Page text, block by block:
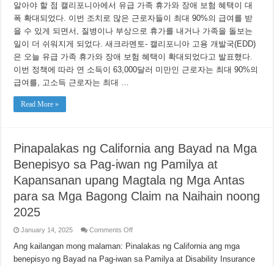
리
포
니
아,
2025
년
신
규
족
가
및
애
최
알아야 할 점 캘리포니아에서 유급 가족 휴가와 장애 보험 혜택이 대
폭 확대되었다. 이번 조치로 많은 근로자들이 최대 90%의 급여를 받
을 수 있게 되면서, 질병이나 부상으로 휴가를 내거나 가족을 돌보는
일이 더 쉬워지게 되었다. 새크라멘토- 캘리포니아 고용 개발국(EDD)
은 오늘 유급 가족 휴가와 장애 보험 혜택이 확대되었다고 발표했다.
이번 정책에 따라 연 소득이 63,000달러 미만인 근로자는 최대 90%의
급여를, 고소득 근로자는 최대 …
Read More »
Pinapalakas ng California ang Bayad na Mga
Benepisyo sa Pag-iwan ng Pamilya at
Kapansanan upang Magtala ng Mga Antas
para sa Mga Bagong Claim na Naihain noong
2025
January 14, 2025 Comments Offon
ng
California
ang
Ang kailangan mong malaman: Pinalakas ng California ang mga
benepisyo ng Bayad na Pag-iwan sa Pamilya at Disability Insurance